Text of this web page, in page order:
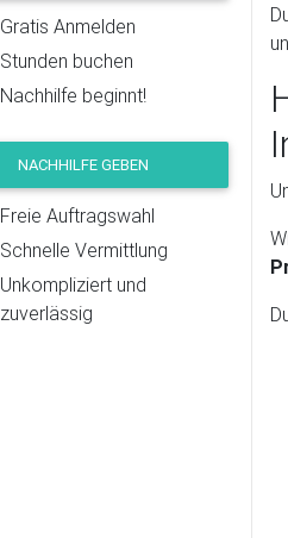
Gratis Anmelden
Stunden buchen
Nachhilfe beginnt!
NACHHILFE GEBEN
Freie Auftragswahl
Schnelle Vermittlung
Unkompliziert und
zuverlässig